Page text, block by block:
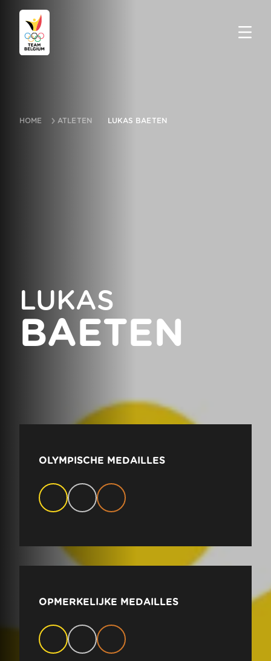
HOME ATLETEN LUKAS BAETEN
LUKAS
BAETEN
OLYMPISCHE MEDAILLES
OPMERKELIJKE MEDAILLES